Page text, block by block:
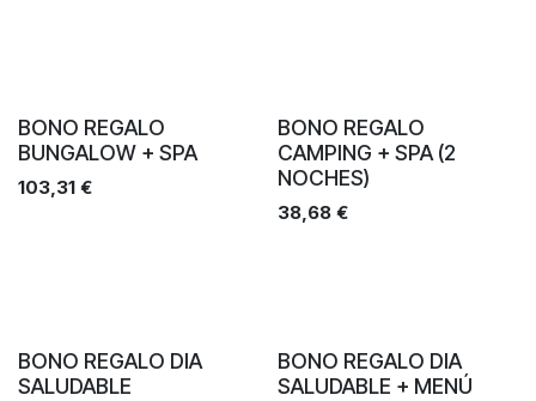
BONO REGALO
BUNGALOW + SPA
103,31 €
BONO REGALO
CAMPING + SPA (2
NOCHES)
38,68€
BONO REGALO DIA
SALUDABLE
BONO REGALO DIA
SALUDABLE + MENÚ